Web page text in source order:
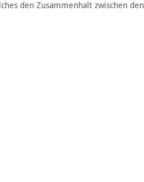
den Zusammenhalt zwischen